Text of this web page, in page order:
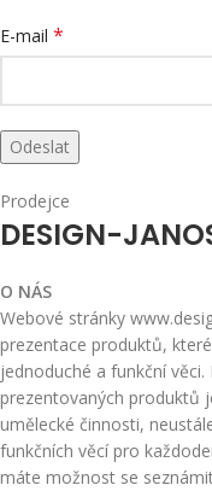
E-mail *
Prodejce
DESIGN-
O NÁS
Webové stránky
prezentace produktů,
jednoduché a funkční
prezentovaných produktů
umělecké činnosti,
funkčních věcí pro
máte možnost se